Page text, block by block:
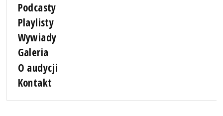
Podcasty
Playlisty
Wywiady
Galeria
O audycji
Kontakt